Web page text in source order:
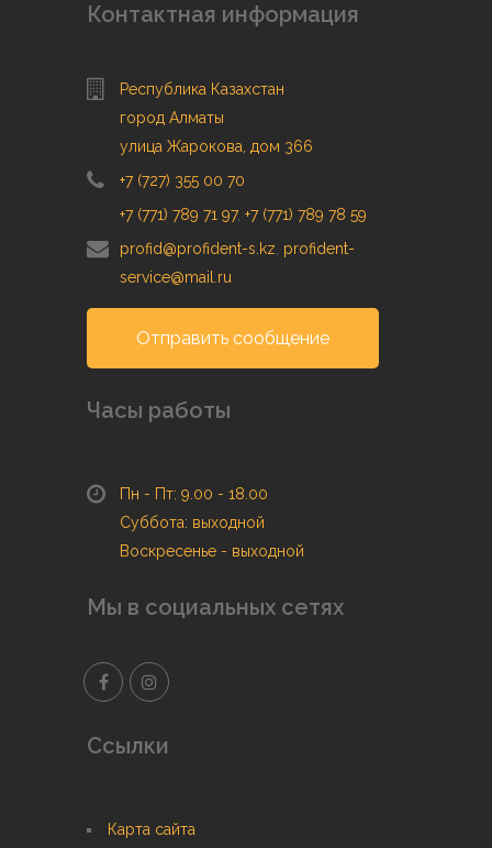
Контактная информация
Республика Казахстан
город Алматы
улица Жарокова, дом 366
+7 (727) 355 00 70
+7 (771) 789 71 97, +7 (771) 789 78 59
profid@profident-s.kz profident-
service@mail.ru
Отправить сообщение
Часы работы
Пн - Пт: 9.00 - 18.00
Суббота: выходной
Воскресенье - выходной
Мы в социальных сетях
Ссылки
Карта сайта